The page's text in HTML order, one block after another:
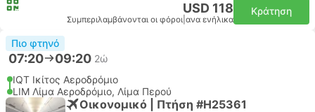
USD 118
Συμπεριλαμβάνονται οι φόροι ανα ενήλικα
Κράτηση
Πιο φτηνό
07:20 09:20 2ώ
IQT Ικίτος Αεροδρόμιο
LIM Λίμα Αεροδρόμιο, Λίμα Περού
Οικονομικό | Πτήση #H25361